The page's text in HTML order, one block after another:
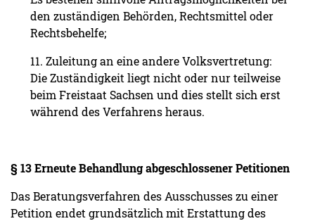
den zuständigen Behörden, Rechtsmittel oder
Rechtsbehelfe;
11. Zuleitung an eine andere Volksvertretung:
Die Zuständigkeit liegt nicht oder nur teilweise
beim Freistaat Sachsen und dies stellt sich erst
während des Verfahrens heraus.
§ 13 Erneute Behandlung abgeschlossener Petitionen
Das Beratungsverfahren des Ausschusses zu einer
Petition endet grundsätzlich mit Erstattung des